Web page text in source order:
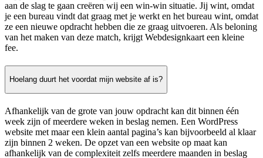
aan de slag te gaan creëren wij een win-win situatie. Jij wint, omdat
je een bureau vindt dat graag met je werkt en het bureau wint, omdat
ze een nieuwe opdracht hebben die ze graag uitvoeren. Als beloning
van het maken van deze match, krijgt Webdesignkaart een kleine
fee.
Hoelang duurt het voordat mijn website af is?
Afhankelijk van de grote van jouw opdracht kan dit binnen één
week zijn of meerdere weken in beslag nemen. Een WordPress
website met maar een klein aantal pagina’s kan bijvoorbeeld al klaar
zijn binnen 2 weken. De opzet van een website op maat kan
afhankelijk van de complexiteit zelfs meerdere maanden in beslag